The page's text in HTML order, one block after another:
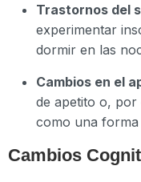
Trastornos del
experimentar
dormir en las
Cambios en el
de apetito o,
como una forma
Cambios